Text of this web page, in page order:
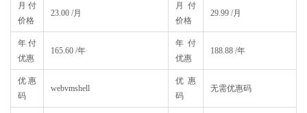
月付
价格
23.00 /月
月付
价格
29.99 /月
年付
优惠
165.60 /年
年付
优惠
188.88 /年
优惠
码
webvmshell
优惠
码
无需优惠码